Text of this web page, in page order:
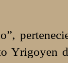
Yrigoyen